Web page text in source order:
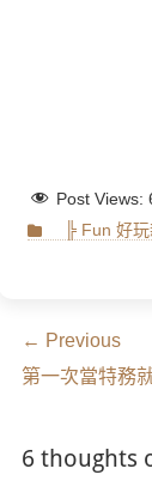
Post Views:
Categories
╠ Fun 好玩
文
章
覽
← Previous
Previous
第一次當特務
6 thoughts